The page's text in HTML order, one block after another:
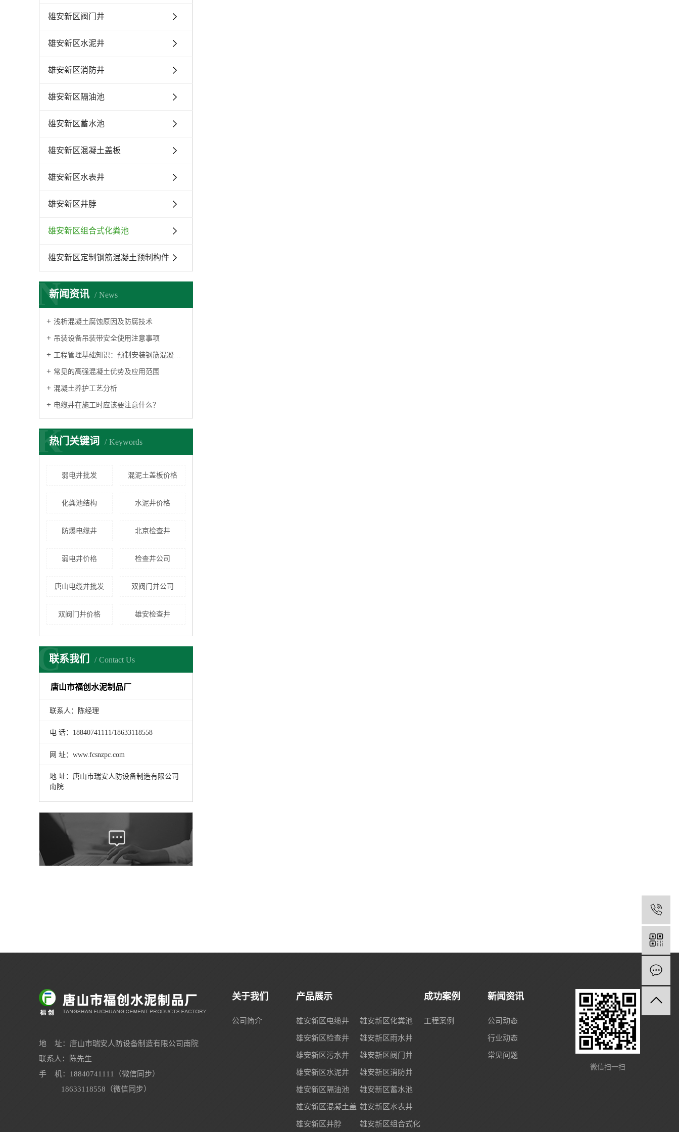
雄安新区阀门井
雄安新区水泥井
雄安新区消防井
雄安新区隔油池
雄安新区蓄水池
雄安新区混凝土盖板
雄安新区水表井
雄安新区井脖
雄安新区组合式化粪池
雄安新区定制钢筋混凝土预制构件
新闻资讯 News
N
浅析混凝土腐蚀原因及防腐技术
吊装设备吊装带安全使用注意事项
工程管理基础知识：预制安装钢筋混凝土结构人行地道构件安装
常见的高强混凝土优势及应用范围
混凝土养护工艺分析
电缆井在施工时应该要注意什么？
热门关键词 Keywords
K
弱电井批发 混泥土盖板价格
化粪池结构 水泥井价格
防爆电缆井 北京检查井
弱电井价格 检查井公司
唐山电缆井批发 双阀门井公司
双阀门井价格 雄安检查井
联系我们 Contact Us
C
唐山市福创水泥制品厂
联系人：陈经理
电 话：18840741111/18633118558
网 址：www.fcsnzpc.com
地 址：唐山市瑞安人防设备制造有限公司
南院
地 址：唐山市瑞安人防设备制造有限公司南院
联系人：陈先生
手 机：18840741111（微信同步）
18633118558（微信同步）
关于我们
公司简介
产品展示
雄安新区电缆井 雄安新区化粪池
雄安新区检查井 雄安新区雨水井
雄安新区污水井 雄安新区阀门井
雄安新区水泥井 雄安新区消防井
雄安新区隔油池 雄安新区蓄水池
雄安新区混凝土盖
板
雄安新区水表井
雄安新区井脖 雄安新区组合式化
成功案例
工程案例
新闻资讯
公司动态
行业动态
常见问题
微信扫一扫